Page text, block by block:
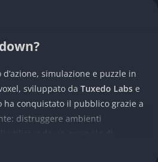
simulazione e puzzle in
sviluppato da Tuxedo Labs e
ha conquistato il pubblico grazie a
distruggere ambienti
fisicamente reattivo e